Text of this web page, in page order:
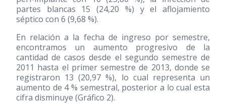
partes blancas 15 (24,20 %) y el aflojamiento
séptico con 6 (9,68 %).
En relación a la fecha de ingreso por semestre,
encontramos un aumento progresivo de la
cantidad de casos desde el segundo semestre de
2011 hasta el primer semestre de 2013, donde se
registraron 13 (20,97 %), lo cual representa un
aumento de 4 % semestral, posterior a lo cual esta
cifra disminuye (Gráfico 2).